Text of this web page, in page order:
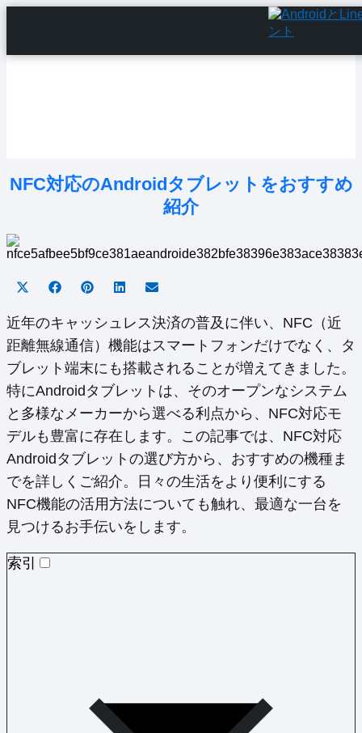
NFC対応のAndroidタブレットをおすすめ
紹介
Share
X
(Twitter)
Share
Facebook
Share
Pinterest
Share
LinkedInEmail
近年のキャッシュレス決済の普及に伴い、NFC（近
距離無線通信）機能はスマートフォンだけでなく、タ
ブレット端末にも搭載されることが増えてきました。
特にAndroidタブレットは、そのオープンなシステム
と多様なメーカーから選べる利点から、NFC対応モ
デルも豊富に存在します。この記事では、NFC対応
Androidタブレットの選び方から、おすすめの機種ま
でを詳しくご紹介。日々の生活をより便利にする
NFC機能の活用方法についても触れ、最適な一台を
見つけるお手伝いをします。
索引